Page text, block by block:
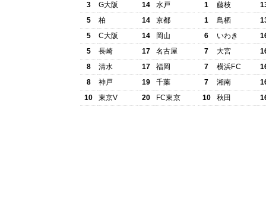
3
G大阪 14
水戸
5
柏 14
京都
5
C大阪 14
岡山
5
長崎 17
名古屋
8
清水 17
福岡
8
神戸 19
千葉
10
東京V 20 FC東京
1
藤枝
1
鳥栖
6
いわき
7
大宮
7
横浜FC
7
湘南
10
秋田